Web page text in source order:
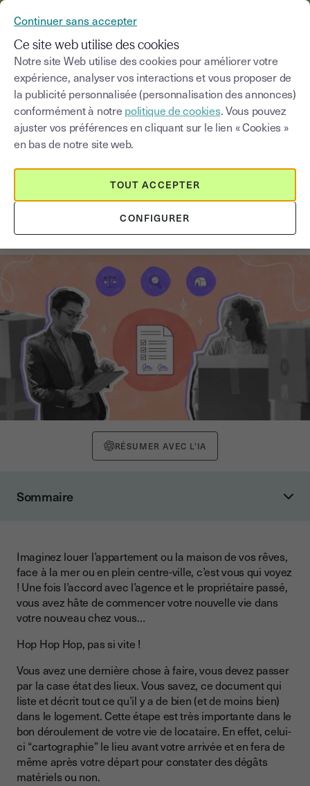
Blog
Choisir une catégorie Saisissez un terme
Etat des lieux location: contenu,
détail et litige
RÉSUMER AVEC L'IA
Sommaire
Pour un état des lieux d’entrée
Pour un état des lieux de sortie
Importance légale de l'état des lieux
Pour un litige supérieur à 5 000€
Signature électronique et état des lieux
Imaginez louer l’appartement ou la maison de vos rêves,
face à la mer ou en plein centre-ville, c’est vous qui voyez
! Une fois l’accord avec l’agence et le propriétaire passé,
vous avez hâte de commencer votre nouvelle vie dans
votre nouveau chez vous…
Hop Hop Hop, pas si vite !
Vous avez une dernière chose à faire, vous devez passer
par la case état des lieux. Vous savez, ce document qui
liste et décrit tout ce qu’il y a de bien (et de moins bien)
dans le logement. Cette étape est très importante dans le
bon déroulement de votre vie de locataire. En effet, celui-
ci “cartographie” le lieu avant votre arrivée et en fera de
même après votre départ pour constater des dégâts
matériels ou non.
Continuer sans accepter
Ce site web utilise des cookies
Notre site Web utilise des cookies pour améliorer votre
expérience, analyser vos interactions et vous proposer de
la publicité personnalisée (personnalisation des annonces)
conformément à notre politique de cookies. Vous pouvez
ajuster vos préférences en cliquant sur le lien « Cookies »
en bas de notre site web.
CONFIGURER
TOUT ACCEPTER